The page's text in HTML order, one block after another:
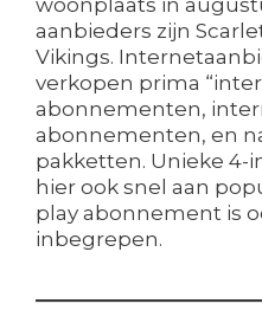
aanbieders zijn
Vikings.
verkopen prima
abonnementen,
abonnementen, en
pakketten. Unieke 4-
hier ook snel aan
play abonnement is
inbegrepen.